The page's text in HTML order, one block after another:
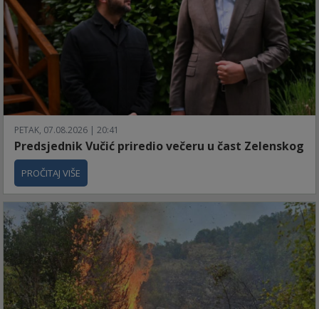
PETAK, 07.08.2026 | 20:41
Predsjednik Vučić priredio večeru u čast Zelenskog
PROČITAJ VIŠE